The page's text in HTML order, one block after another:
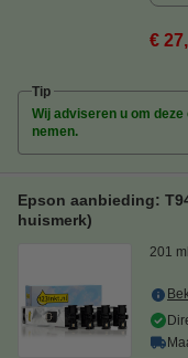
€
Tip
Wij adviseren u om
nemen.
Epson aanbieding:
huismerk)
201 ml